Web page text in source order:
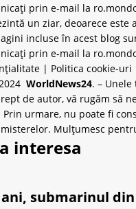
prin e-mail la
un ziar, deoarece
incluse în acest blog
prin e-mail la
| Politica cookie-uri
WorldNews24. –
de autor, vă rugăm să
urmare, nu poate fi
Mulțumesc
interesa
ani, submarinul